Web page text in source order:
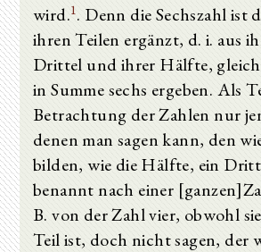
wird.1 . Denn die Sechszahl ist
ihren Teilen ergänzt, d. i. aus
Drittel und ihrer Hälfte, gleich
in Summe sechs ergeben. Als
Betrachtung der Zahlen nur
denen man sagen kann, den
bilden, wie die Hälfte, ein
benannt nach einer
B. von der Zahl vier, obwohl
Teil ist, doch nicht sagen, der